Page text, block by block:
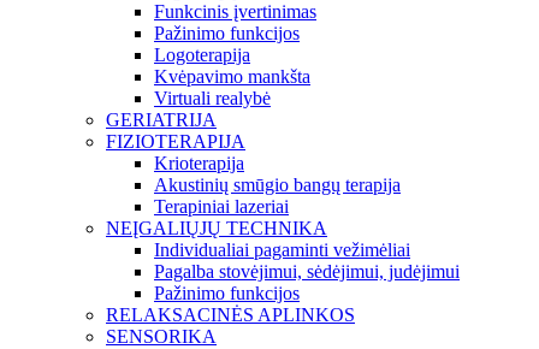
Funkcinis įvertinimas
Pažinimo funkcijos
Logoterapija
Kvėpavimo mankšta
Virtuali realybė
GERIATRIJA
FIZIOTERAPIJA
Krioterapija
Akustinių smūgio bangų terapija
Terapiniai lazeriai
NEĮGALIŲJŲ TECHNIKA
Individualiai pagaminti vežimėliai
Pagalba stovėjimui, sėdėjimui, judėjimui
Pažinimo funkcijos
RELAKSACINĖS APLINKOS
SENSORIKA